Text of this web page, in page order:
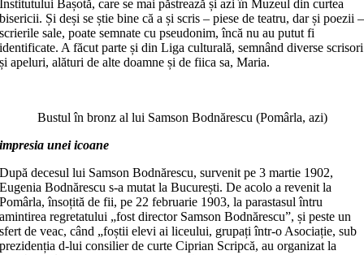
Institutului Bașotă, care se mai păstrează și azi în Muzeul din curtea
bisericii. Și deși se știe bine că a și scris – piese de teatru, dar și poezii –
scrierile sale, poate semnate cu pseudonim, încă nu au putut fi
identificate. A făcut parte și din Liga culturală, semnând diverse scrisori
și apeluri, alături de alte doamne și de fiica sa, Maria.
Bustul în bronz al lui Samson Bodnărescu (Pomârla, azi)
impresia unei icoane
După decesul lui Samson Bodnărescu, survenit pe 3 martie 1902,
Eugenia Bodnărescu s-a mutat la București. De acolo a revenit la
Pomârla, însoțită de fii, pe 22 februarie 1903, la parastasul întru
amintirea regretatului „fost director Samson Bodnărescu”, și peste un
sfert de veac, când „foștii elevi ai liceului, grupați într-o Asociație, sub
prezidenția d-lui consilier de curte Ciprian Scripcă, au organizat la